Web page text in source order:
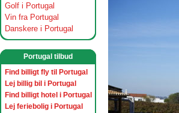
Golf i Portugal
Vin fra Portugal
Danskere i Portugal
Portugal tilbud
Find billigt fly til Portugal
Lej billig bil i Portugal
Find billigt hotel i Portugal
Lej feriebolig i Portugal